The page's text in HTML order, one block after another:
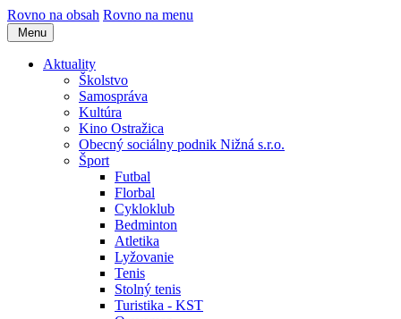
Rovno na obsah Rovno na menu
Menu
Aktuality
Školstvo
Samospráva
Kultúra
Kino Ostražica
Obecný sociálny podnik Nižná s.r.o.
Šport
Futbal
Florbal
Cykloklub
Bedminton
Atletika
Lyžovanie
Tenis
Stolný tenis
Turistika - KST